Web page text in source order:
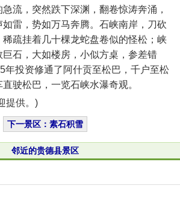
流，突然跌下深渊，翻卷惊涛奔涌，
雷，势如万马奔腾。石峡南岸，刀砍
疏挂着几十棵龙蛇盘卷似的怪松；峡
石，大如楼房，小似方桌，参差错
年投资修通了阿什贡至松巴，千户至松
驶松巴，一览石峡水瀑奇观。
供。)
下一景区：素石积雪
邻近的贵德县景区